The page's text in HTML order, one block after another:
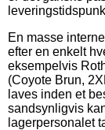
En masse
efter en enkelt
eksempelvis
(Coyote Brun,
laves inden et
sandsynligvis
lagerpersonalet